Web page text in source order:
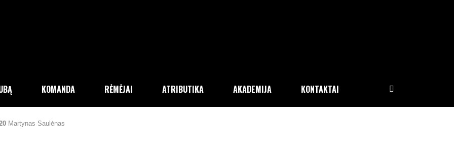
KOMANDA RĖMĖJAI ATRIBUTIKA AKADEMIJA KONTAKTAI
Martynas Saulėnas